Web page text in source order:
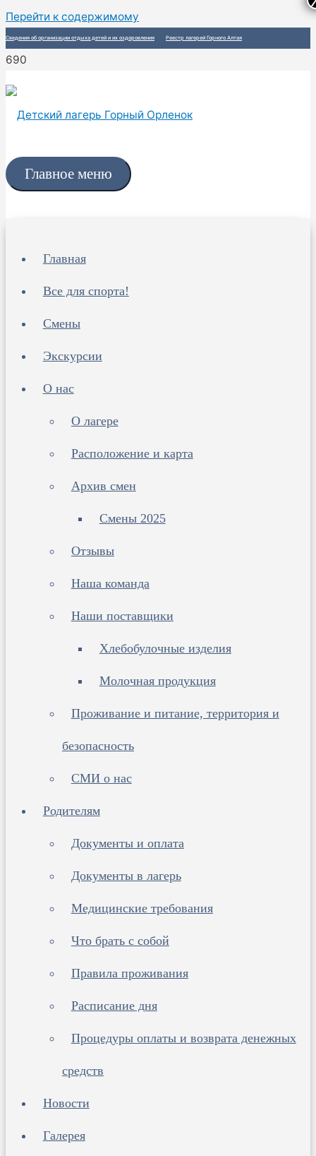
Перейти к содержимому
Сведения об организации отдыха детей и их оздоровления Реестр лагерей Горного Алтая
Главное меню
Главная
Все для спорта!
Смены
Экскурсии
О нас
О лагере
Расположение и карта
Архив смен
Смены 2025
Отзывы
Наша команда
Наши поставщики
Хлебобулочные изделия
Молочная продукция
Проживание и питание, территория и
безопасность
СМИ о нас
Родителям
Документы и оплата
Документы в лагерь
Медицинские требования
Что брать с собой
Правила проживания
Расписание дня
Процедуры оплаты и возврата денежных
средств
Новости
Галерея